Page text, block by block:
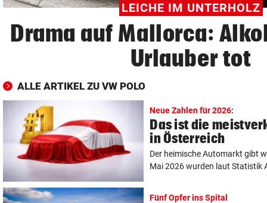
LEICHE IM UNTERHOLZ
Drama auf Mallorca:
Urlauber tot
ALLE ARTIKEL ZU VW POLO
Neue Zahlen für 2026:
Das ist die
in Österreich
Der heimische Automarkt gibt
Mai 2026 wurden laut Statistik
Fünf Opfer ins Spital